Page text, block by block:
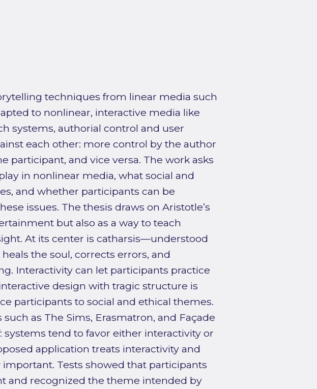
techniques from linear media such
to nonlinear, interactive media like
systems, authorial control and user
each other: more control by the author
participant, and vice versa. The work asks
in nonlinear media, what social and
and whether participants can be
issues. The thesis draws on Aristotle’s
but also as a way to teach
At its center is catharsis—understood
the soul, corrects errors, and
Interactivity can let participants practice
design with tragic structure is
participants to social and ethical themes.
as The Sims, Erasmatron, and Façade
tend to favor either interactivity or
application treats interactivity and
Tests showed that participants
and recognized the theme intended by